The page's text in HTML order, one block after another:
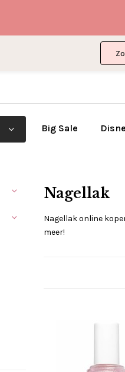
Big Sale
Nagellak
Nagellak online
meer!